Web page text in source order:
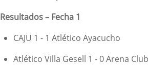
Resultados – Fecha 1
CAJU 1 - 1 Atlético Ayacucho
Atlético Villa Gesell 1 - 0 Arena Club